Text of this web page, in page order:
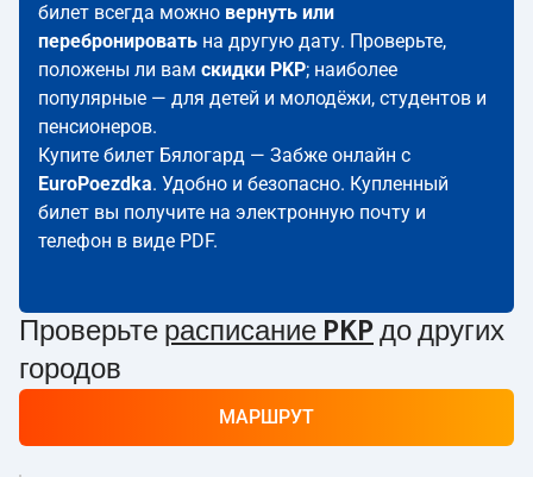
билет всегда можно вернуть или
перебронировать на другую дату. Проверьте,
положены ли вам скидки PKP; наиболее
популярные — для детей и молодёжи, студентов и
пенсионеров.
Купите билет Бялогард — Забже онлайн с
EuroPoezdka. Удобно и безопасно. Купленный
билет вы получите на электронную почту и
телефон в виде PDF.
Проверьте расписание PKP до других
городов
МАРШРУТ